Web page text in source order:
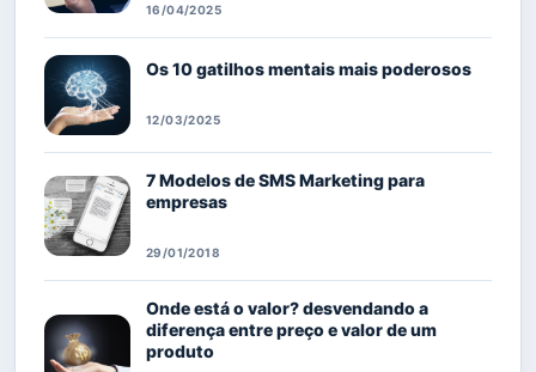
16/04/2025
Os 10 gatilhos mentais mais poderosos
12/03/2025
7 Modelos de SMS Marketing para
empresas
29/01/2018
Onde está o valor? desvendando a
diferença entre preço e valor de um
produto